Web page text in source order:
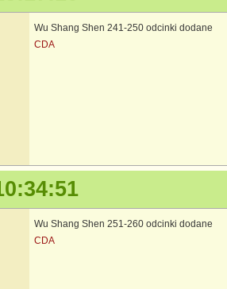
Wu Shang Shen 241-250 odcinki dodane
CDA
Wu Shang Shen 251-260 odcinki dodane
CDA